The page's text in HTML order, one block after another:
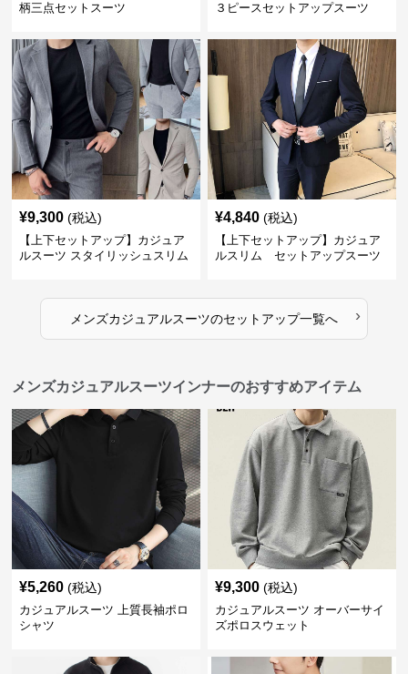
柄三点セットスーツ
３ピースセットアップスーツ
¥9,300 (税込)
【上下セットアップ】カジュア
ルスーツ スタイリッシュスリム
¥4,840 (税込)
【上下セットアップ】カジュア
ルスリム セットアップスーツ
メンズカジュアルスーツのセットアップ一覧へ ›
メンズカジュアルスーツインナーのおすすめアイテム
¥5,260 (税込)
カジュアルスーツ 上質長袖ポロ
シャツ
¥9,300 (税込)
カジュアルスーツ オーバーサイ
ズポロスウェット